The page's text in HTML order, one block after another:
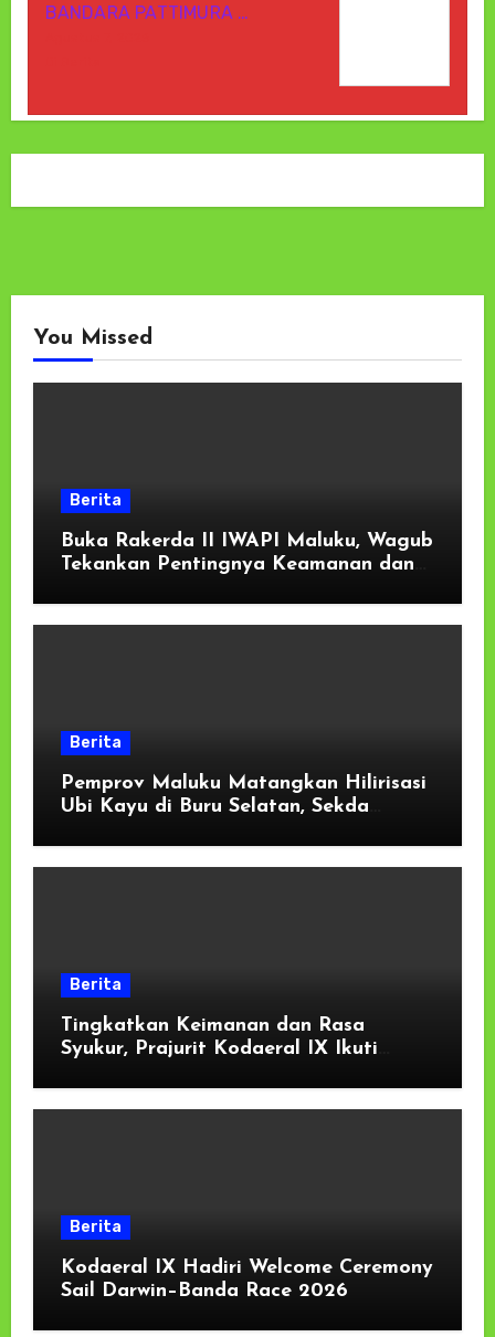
BANDARA PATTIMURA …
You Missed
Berita
Buka Rakerda II IWAPI Maluku, Wagub
Tekankan Pentingnya Keamanan dan
Berita
Pemprov Maluku Matangkan Hilirisasi
Ubi Kayu di Buru Selatan, Sekda
Dukungan Masyarakat
Berita
Tingkatkan Keimanan dan Rasa
Syukur, Prajurit Kodaeral IX Ikuti
Berita
Kodaeral IX Hadiri Welcome Ceremony
Sail Darwin–Banda Race 2026